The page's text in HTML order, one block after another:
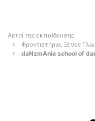
Αετοί της εκπαίδευσης
Φροντιστήρια, Ξένες
daNzmAnia school of